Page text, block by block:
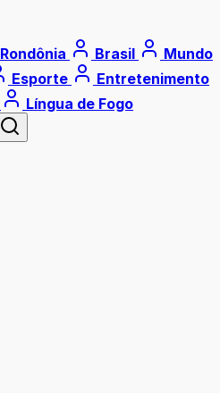
Rondônia Brasil
Mundo
Esporte
Entretenimento
Língua de Fogo